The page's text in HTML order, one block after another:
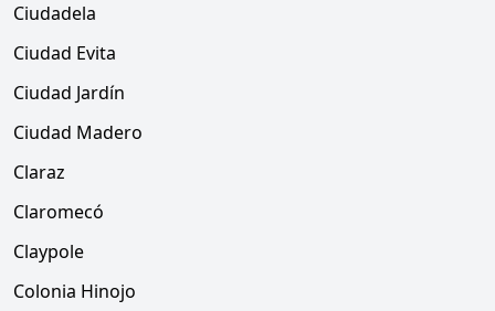
Ciudadela
Ciudad Evita
Ciudad Jardín
Ciudad Madero
Claraz
Claromecó
Claypole
Colonia Hinojo